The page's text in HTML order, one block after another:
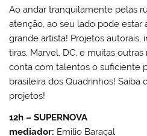
Ao andar tranquilamente pelas
atenção, ao seu lado pode
grande artista! Projetos
tiras, Marvel, DC, e muitas
conta com talentos o suficiente
brasileira dos Quadrinhos! Saiba
projetos!
12h – SUPERNOVA
mediador: Emílio Baraçal